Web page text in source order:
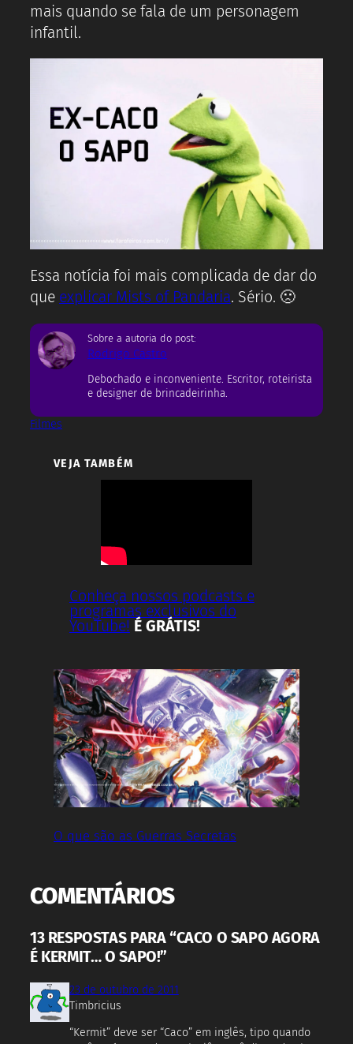
mais quando se fala de um personagem
infantil.
Essa notícia foi mais complicada de dar do
que explicar Mists of Pandaria. Sério. 🙁
Sobre a autoria do post:
Rodrigo Castro
Debochado e inconveniente. Escritor, roteirista
e designer de brincadeirinha.
Filmes
VEJA TAMBÉM
Conheça nossos podcasts e
programas exclusivos do
YouTube! É GRÁTIS!
O que são as Guerras Secretas
COMENTÁRIOS
13 RESPOSTAS PARA “CACO O SAPO AGORA
É KERMIT… O SAPO!”
23 de outubro de 2011
Timbricius
“Kermit” deve ser “Caco” em inglês, tipo quando